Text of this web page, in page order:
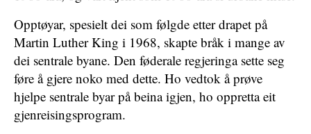
Opptøyar, spesielt dei som følgde etter drapet på
Martin Luther King i 1968, skapte bråk i mange av
dei sentrale byane. Den føderale regjeringa sette seg
føre å gjere noko med dette. Ho vedtok å prøve
hjelpe sentrale byar på beina igjen, ho oppretta eit
gjenreisingsprogram.